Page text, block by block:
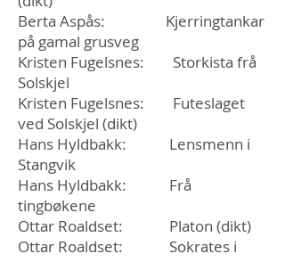
Berta Aspås: Kjerringtankar
på gamal grusveg
Kristen Fugelsnes: Storkista frå
Solskjel
Kristen Fugelsnes: Futeslaget
ved Solskjel (dikt)
Hans Hyldbakk: Lensmenn i
Stangvik
Hans Hyldbakk: Frå
tingbøkene
Ottar Roaldset: Platon (dikt)
Ottar Roaldset: Sokrates i